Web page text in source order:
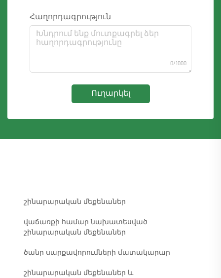
Հաղորդագրություն
0/1000
Ուղարկել
շինարարական մեքենաներ
վաճառքի համար նախատեսված
շինարարական մեքենաներ
ծանր սարքավորումների մատակարար
շինարարական մեքենաներ և